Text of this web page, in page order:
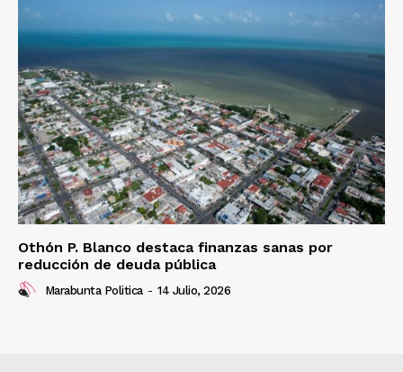
Othón P. Blanco destaca finanzas sanas por
reducción de deuda pública
Marabunta Politica - 14 Julio, 2026